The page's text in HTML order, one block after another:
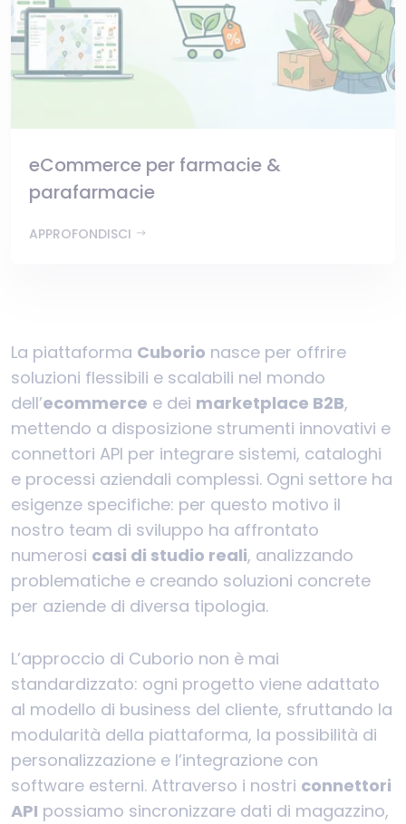
eCommerce per farmacie &
parafarmacie
APPROFONDISCI
La piattaforma Cuborio nasce per offrire
soluzioni flessibili e scalabili nel mondo
dell’ecommerce e dei marketplace B2B,
mettendo a disposizione strumenti innovativi e
connettori API per integrare sistemi, cataloghi
e processi aziendali complessi. Ogni settore ha
esigenze specifiche: per questo motivo il
nostro team di sviluppo ha affrontato
numerosi casi di studio reali, analizzando
problematiche e creando soluzioni concrete
per aziende di diversa tipologia.
L’approccio di Cuborio non è mai
standardizzato: ogni progetto viene adattato
al modello di business del cliente, sfruttando la
modularità della piattaforma, la possibilità di
personalizzazione e l’integrazione con
software esterni. Attraverso i nostri connettori
API possiamo sincronizzare dati di magazzino,